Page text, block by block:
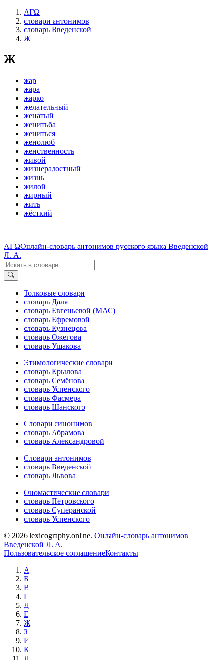
ΛΓΩ
словари антонимов
словарь Введенской
Ж
Ж
жар
жара
жарко
желательный
женатый
женитьба
жениться
женолюб
женственность
живой
жизнерадостный
жизнь
жилой
жирный
жить
жёсткий
ΛΓΩОнлайн-словарь антонимов русского языка Введенской
Л. А.
Толковые словари
словарь Даля
словарь Евгеньевой (МАС)
словарь Ефремовой
словарь Кузнецова
словарь Ожегова
словарь Ушакова
Этимологические словари
словарь Крылова
словарь Семёнова
словарь Успенского
словарь Фасмера
словарь Шанского
Словари синонимов
словарь Абрамова
словарь Александровой
Словари антонимов
словарь Введенской
словарь Львова
Ономастические словари
словарь Петровского
словарь Суперанской
словарь Успенского
© 2026 lexicography.online. Онлайн-словарь антонимов
Введенской Л. А.
Пользовательское соглашениеКонтакты
А
Б
В
Г
Д
Е
Ж
З
И
К